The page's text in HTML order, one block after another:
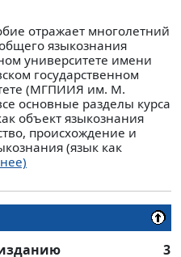
отражает многолетний
языкознания
университете имени
государственном
(МГПИИЯ им. М.
основные разделы курса
объект языкознания
происхождение и
(язык как
3